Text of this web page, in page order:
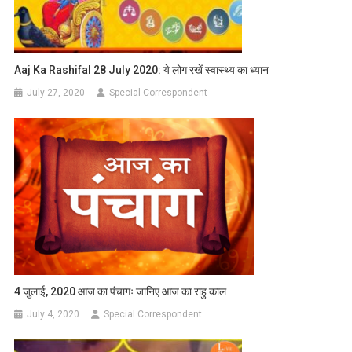
Aaj Ka Rashifal 28 July 2020: ये लोग रखें स्वास्थ्य का ध्यान
July 27, 2020 Special Correspondent
4 जुलाई, 2020 आज का पंचागः जानिए आज का राहु काल
July 4, 2020 Special Correspondent